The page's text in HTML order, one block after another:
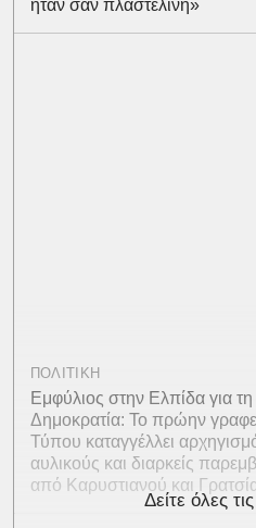
ήταν σαν πλαστελίνη»
ΠΟΛΙΤΙΚΗ
Εμφύλιος στην Ελπίδα για τη
Δημοκρατία: Το πρώην
Τύπου καταγγέλλει
αυλικούς και διαρκείς
από Καρυστιανού και
Δείτε όλες